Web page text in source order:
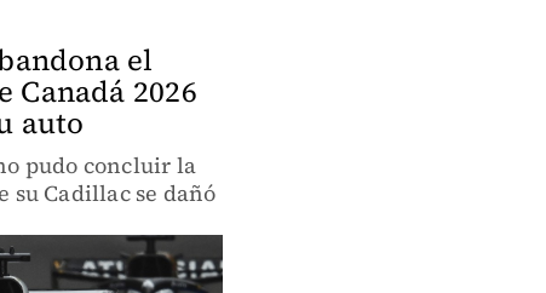
el
Canadá 2026
auto
pudo concluir la
su Cadillac se dañó